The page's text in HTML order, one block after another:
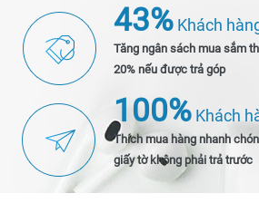
43% Khách
Tăng ngân sách mua sắm
20% nếu được trả góp
100% Khách
Thích mua hàng nhanh
giấy tờ không phải trả trước